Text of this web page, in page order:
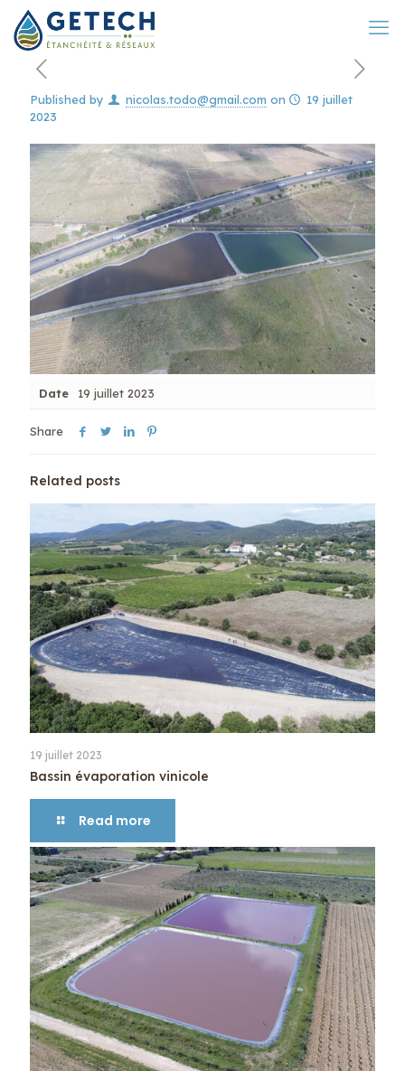
Published by nicolas.todo@gmail.com on
19 juillet
2023
Date 19 juillet 2023
Share
Related posts
19 juillet 2023
Bassin évaporation vinicole
Read more